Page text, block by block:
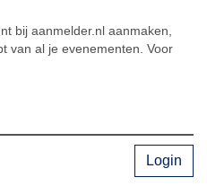
bij aanmelder.nl aanmaken,
van al je evenementen. Voor
Login